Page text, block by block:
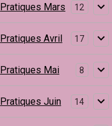
Pratiques Mars 12
Pratiques Avril 17
Pratiques Mai 8
Pratiques Juin 14